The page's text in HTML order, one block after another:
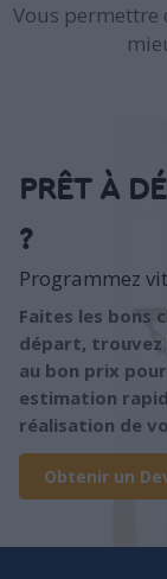
Vous permettre
PRÊT À
?
Programmez
Faites les bons
départ, trouvez
au bon prix
estimation
réalisation de
Obtenir un